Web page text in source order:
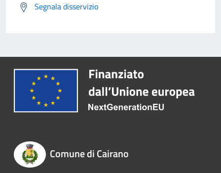
Segnala disservizio
Comune di Cairano